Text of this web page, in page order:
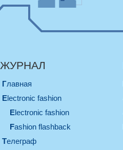
ЖУРНАЛ
Главная
electronic fashion
electronic fashion
Fashion flashback
телеграф